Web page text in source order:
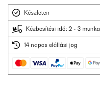
Készleten
Kézbesítési idő: 2 - 3
14 napos elállási jog